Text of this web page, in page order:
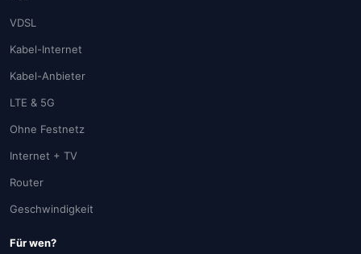
VDSL
Kabel-Internet
Kabel-Anbieter
LTE & 5G
Ohne Festnetz
Internet + TV
Router
Geschwindigkeit
Für wen?